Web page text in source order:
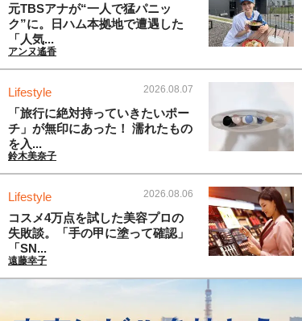
元TBSアナが“一人で猛パニッ
ク”に。日ハム本拠地で遭遇した
「人気...
アンヌ遙香
Lifestyle 2026.08.07
「旅行に絶対持っていきたいポー
チ」が無印にあった！ 濡れたもの
を入...
鈴木美奈子
Lifestyle 2026.08.06
コスメ4万点を試した美容プロの
失敗談。「手の甲に塗って確認」
「SN...
遠藤幸子